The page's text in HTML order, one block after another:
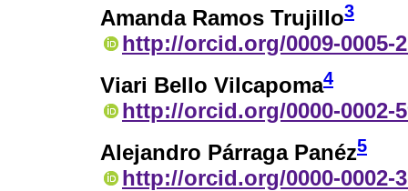
Amanda Ramos Trujillo3
http://orcid.org/0009-0005-
Viari Bello Vilcapoma4
http://orcid.org/0000-0002-
Alejandro Párraga Panéz5
http://orcid.org/0000-0002-